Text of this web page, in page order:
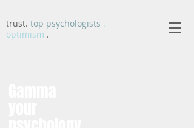
trust. top psychologists .
optimism .